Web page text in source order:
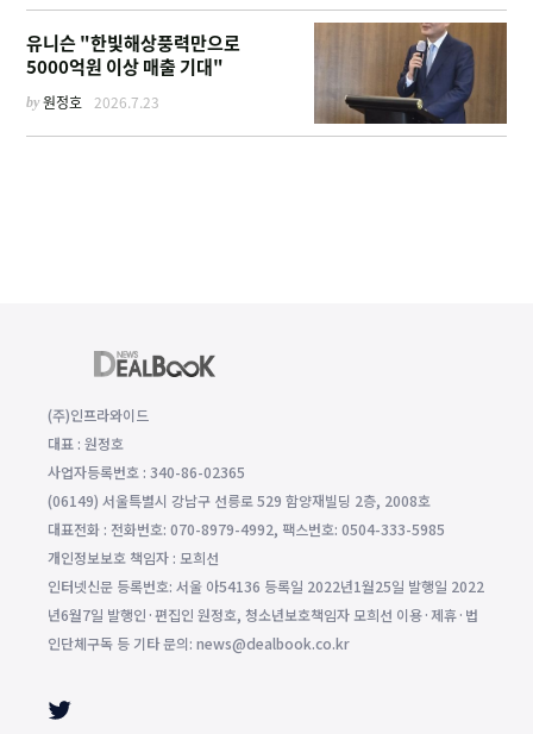
유니슨 "한빛해상풍력만으로
5000억원 이상 매출 기대"
by원정호 2026.7.23
(주)인프라와이드
대표 : 원정호
사업자등록번호 : 340-86-02365
(06149) 서울특별시 강남구 선릉로 529 함양재빌딩 2층, 2008호
대표전화 : 전화번호: 070-8979-4992, 팩스번호: 0504-333-5985
개인정보보호 책임자 : 모희선
인터넷신문 등록번호: 서울 아54136 등록일 2022년1월25일 발행일 2022
년6월7일 발행인·편집인 원정호, 청소년보호책임자 모희선 이용·제휴·법
인단체구독 등 기타 문의: news@dealbook.co.kr